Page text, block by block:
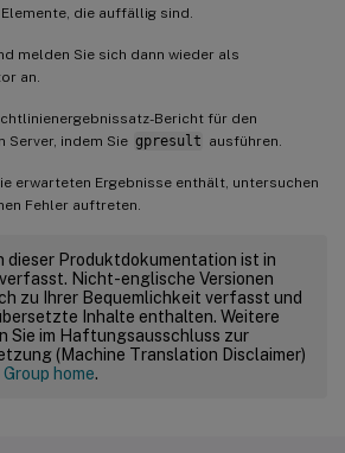
die auffällig sind.
melden Sie sich dann wieder als
an.
Bericht für den
Server, indem Sie gpresult ausführen.
erwarteten Ergebnisse enthält, untersuchen
Fehler auftreten.
dieser Produktdokumentation ist in
Nicht-englische Versionen
zu Ihrer Bequemlichkeit verfasst und
Inhalte enthalten. Weitere
Sie im Haftungsausschluss zur
(Machine Translation Disclaimer)
home.